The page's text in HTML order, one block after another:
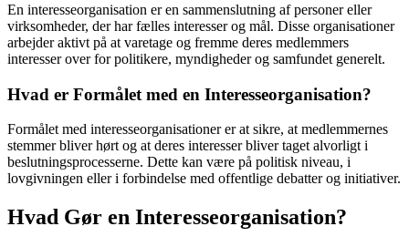
En interesseorganisation er en sammenslutning af personer eller
virksomheder, der har fælles interesser og mål. Disse organisationer
arbejder aktivt på at varetage og fremme deres medlemmers
interesser over for politikere, myndigheder og samfundet generelt.
Hvad er Formålet med en Interesseorganisation?
Formålet med interesseorganisationer er at sikre, at medlemmernes
stemmer bliver hørt og at deres interesser bliver taget alvorligt i
beslutningsprocesserne. Dette kan være på politisk niveau, i
lovgivningen eller i forbindelse med offentlige debatter og initiativer.
Hvad Gør en Interesseorganisation?